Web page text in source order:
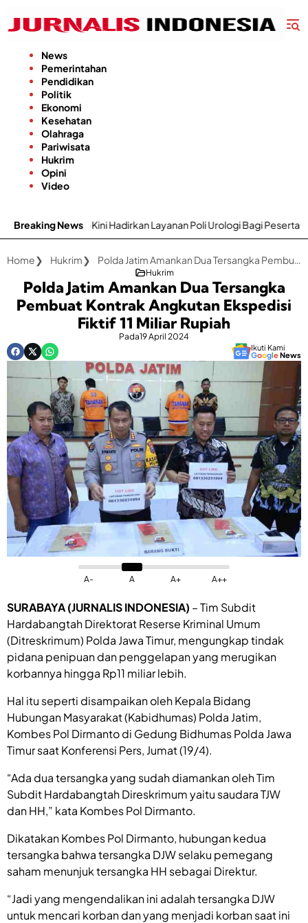
konten
News
Pemerintahan
Pendidikan
Politik
Ekonomi
Kesehatan
Olahraga
Pariwisata
Hukrim
Opini
Video
Breaking News
Sumenep Kini Hadirkan Layanan Poli Urologi Bagi Peserta BPJS
Home Hukrim Polda Jatim Amankan Dua Tersangka Pembuat Kontrak Angkutan Ekspedisi Fiktif 11 Miliar Rupiah
Hukrim
Polda Jatim Amankan Dua Tersangka
Pembuat Kontrak Angkutan Ekspedisi
Fiktif 11 Miliar Rupiah
Pada19 April 2024
Ikuti Kami
GoogleNews
A- A A+ A++
SURABAYA (JURNALIS INDONESIA) – Tim Subdit
Hardabangtah Direktorat Reserse Kriminal Umum
(Ditreskrimum) Polda Jawa Timur, mengungkap tindak
pidana penipuan dan penggelapan yang merugikan
korbannya hingga Rp11 miliar lebih.
Hal itu seperti disampaikan oleh Kepala Bidang
Hubungan Masyarakat (Kabidhumas) Polda Jatim,
Kombes Pol Dirmanto di Gedung Bidhumas Polda Jawa
Timur saat Konferensi Pers, Jumat (19/4).
“Ada dua tersangka yang sudah diamankan oleh Tim
Subdit Hardabangtah Direskrimum yaitu saudara TJW
dan HH,” kata Kombes Pol Dirmanto.
Dikatakan Kombes Pol Dirmanto, hubungan kedua
tersangka bahwa tersangka DJW selaku pemegang
saham menunjuk tersangka HH sebagai Direktur.
“Jadi yang mengendalikan ini adalah tersangka DJW
untuk mencari korban dan yang menjadi korban saat ini